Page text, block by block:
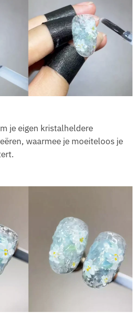
je eigen kristalheldere
waarmee je moeiteloos je